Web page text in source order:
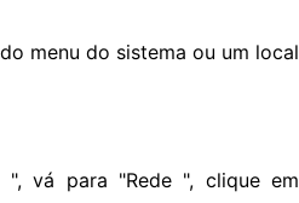
menu do sistema ou um local
vá para "Rede ", clique em